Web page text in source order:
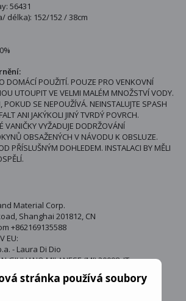
stránka používá soubory
56431
délka): 152/152 / 38cm
DOMÁCÍ POUŽITÍ. POUZE PRO VENKOVNÍ
UTOUPIT VE VELMI MALÉM MNOŽSTVÍ VODY.
POKUD SE NEPOUŽÍVÁ. NEINSTALUJTE SPASH
ANI JAKÝKOLI JINÝ TVRDÝ POVRCH.
VANIČKY VYŽADUJE DODRŽOVÁNÍ
OBSAŽENÝCH V NÁVODU K OBSLUZE.
PŘÍSLUŠNÝM DOHLEDEM. INSTALACI BY MĚLI
Material Corp.
Shanghai 201812, CN
+862169135588
EU:
- Laura Di Dio
GIULIANO MILANESE (MI) 20098, IT